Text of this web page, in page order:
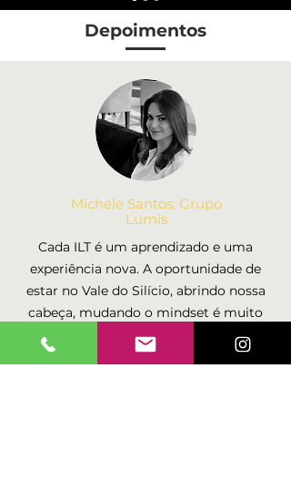
Michele Santos, Grupo
Lumis
Cada ILT é um aprendizado e uma
experiência nova. A oportunidade de
estar no Vale do Silício, abrindo nossa
cabeça, mudando o mindset é muito
valorosa.
Depoimentos